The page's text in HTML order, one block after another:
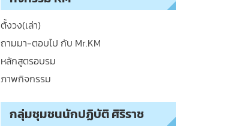
ตั้งวง(เล่า)
ถามมา-ตอบไป กับ Mr.KM
หลักสูตรอบรม
ภาพกิจกรรม
กลุ่มชุมชนนักปฏิบัติ ศิริราช